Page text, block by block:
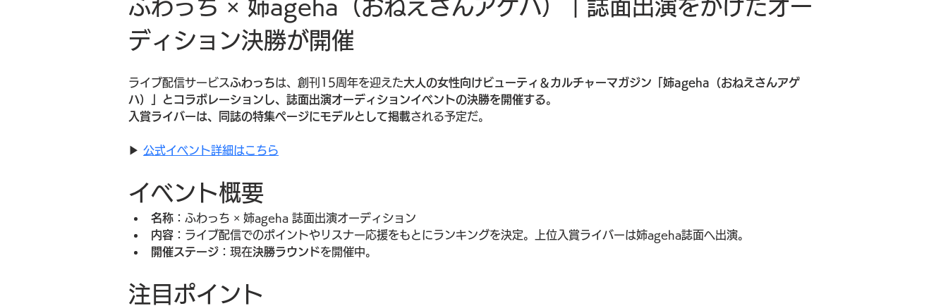
ふわっち × 姉ageha（おねえさんアゲハ）｜誌面出演をかけたオー
ディション決勝が開催
ライブ配信サービスふわっちは、創刊15周年を迎えた大人の女性向けビューティ＆カルチャーマガジン「姉ageha（おねえさんアゲ
ハ）」とコラボレーションし、誌面出演オーディションイベントの決勝を開催する。
入賞ライバーは、同誌の特集ページにモデルとして掲載される予定だ。
▶︎ 公式イベント詳細はこちら
イベント概要
名称 ：ふわっち × 姉ageha 誌面出演オーディション
内容 ：ライブ配信でのポイントやリスナー応援をもとにランキングを決定。上位入賞ライバーは姉ageha誌面へ出演。
開催ステージ ：現在決勝ラウンドを開催中。
注目ポイント